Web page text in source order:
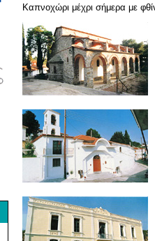
Καπνοχώρι μέχρι σήμερα με